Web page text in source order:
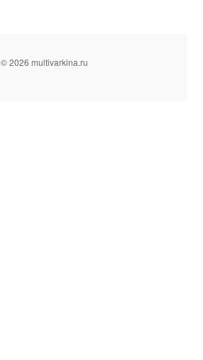
© 2026 multivarkina.ru